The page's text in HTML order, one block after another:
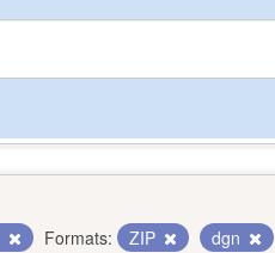
Formats: ZIP
dgn